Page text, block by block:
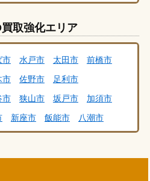
市 上尾市
我孫子市
市吉祥寺
港区六本木
取強化エリア
市 水戸市 太田市
前橋市
市 佐野市
足利市
市 狭山市 坂戸市
加須市
新座市 飯能市
八潮市
ま市 川口市
八千代市